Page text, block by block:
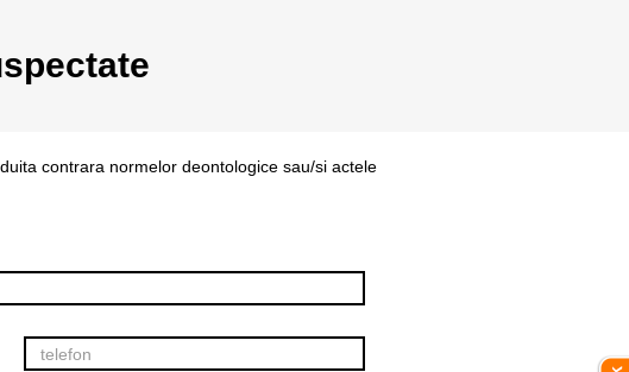
contrara normelor deontologice sau/si actele